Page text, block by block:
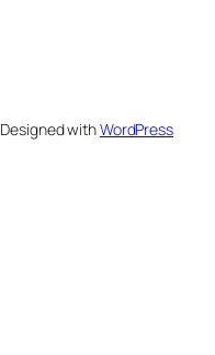
Designed withWordPress